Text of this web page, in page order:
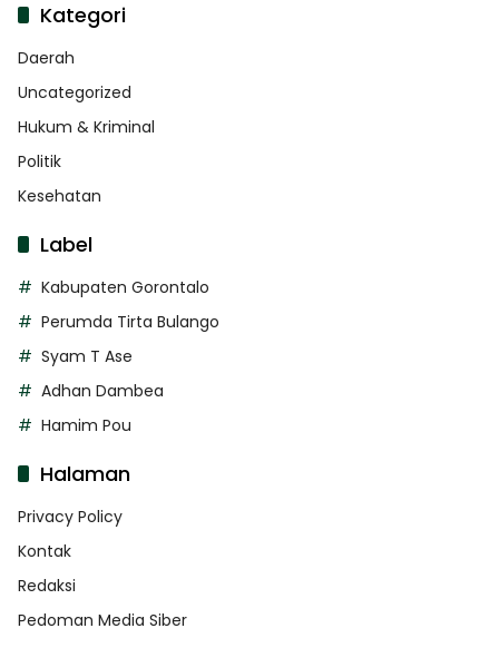
Kategori
Daerah
Uncategorized
Hukum & Kriminal
Politik
Kesehatan
Label
Kabupaten Gorontalo
Perumda Tirta Bulango
Syam T Ase
Adhan Dambea
Hamim Pou
Halaman
Privacy Policy
Kontak
Redaksi
Pedoman Media Siber